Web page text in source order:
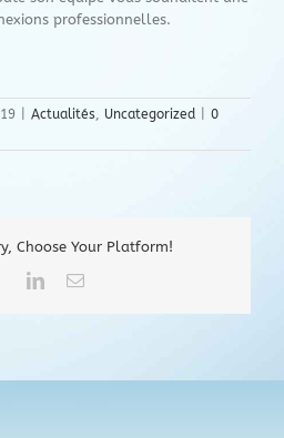
professionnelles.
Actualités, Uncategorized
0
Choose Your Platform!
FacebookLinkedInEmail